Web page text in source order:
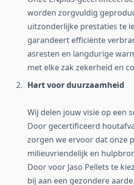
worden zorgvuldig
uitzonderlijke prestaties te
garandeert efficiënte
asresten en langdurige
met elke zak zekerheid en
Hart voor duurzaamheid
Wij delen jouw visie op een
Door gecertificeerd
zorgen we ervoor dat onze
milieuvriendelijk en
Door voor Jaso Pellets te
bij aan een gezondere aarde.